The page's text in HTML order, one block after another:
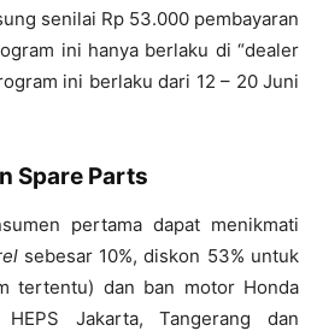
senilai Rp 53.000 pembayaran
ini hanya berlaku di “dealer
ini berlaku dari 12 – 20 Juni
Spare Parts
pertama dapat menikmati
sebesar 10%, diskon 53% untuk
tertentu) dan ban motor Honda
Jakarta, Tangerang dan